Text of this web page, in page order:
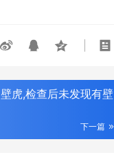
虎,检查后未发现有壁
下一篇